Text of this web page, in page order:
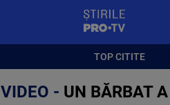
TOP CITITE
VIDEO - UN BĂRBAT